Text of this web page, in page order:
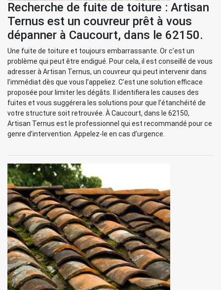
Recherche de fuite de toiture : Artisan
Ternus est un couvreur prêt à vous
dépanner à Caucourt, dans le 62150.
Une fuite de toiture et toujours embarrassante. Or c’est un
problème qui peut être endigué. Pour cela, il est conseillé de vous
adresser à Artisan Ternus, un couvreur qui peut intervenir dans
l’immédiat dès que vous l’appeliez. C’est une solution efficace
proposée pour limiter les dégâts. Il identifiera les causes des
fuites et vous suggérera les solutions pour que l’étanchéité de
votre structure soit retrouvée. À Caucourt, dans le 62150,
Artisan Ternus est le professionnel qui est recommandé pour ce
genre d’intervention. Appelez-le en cas d’urgence.